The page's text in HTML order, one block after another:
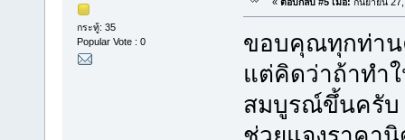
กระทู้: 35
Popular Vote : 0
ขอบคุณทุกท่าน
แต่คิดว่าถ้าทำ
สมบูรณ์ขึ้นครับ